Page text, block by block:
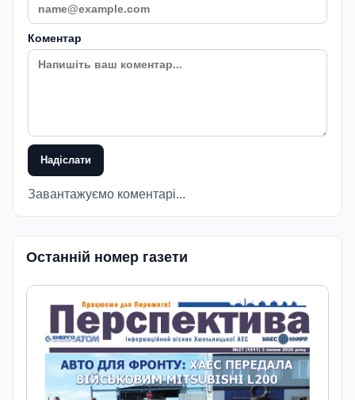
Коментар
Надіслати
Завантажуємо коментарі...
Останній номер газети